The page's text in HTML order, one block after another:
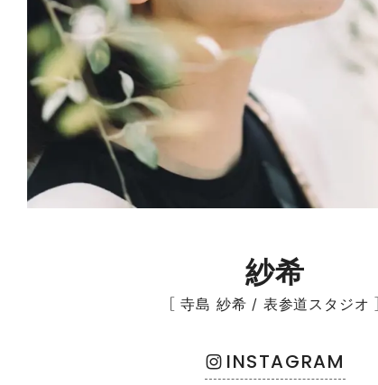
紗希
［ 寺島 紗希 / 表参道スタジオ
INSTAGRAM